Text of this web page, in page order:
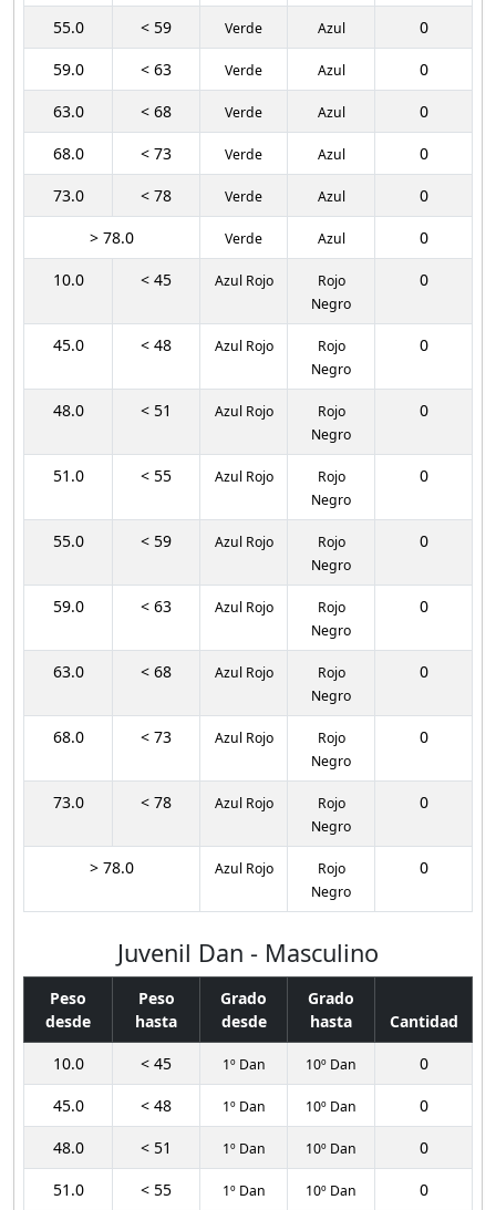
55.0 < 59 Verde Azul
0
59.0
< 63 Verde Azul
0
63.0
< 68 Verde Azul
0
68.0
< 73 Verde Azul
0
73.0
< 78 Verde Azul
0
> 78.0
Verde Azul
0
10.0
< 45 Azul Rojo
Rojo
Negro
0
45.0 < 48 Azul Rojo
Rojo
Negro
0
48.0 < 51 Azul Rojo
Rojo
Negro
0
51.0 < 55 Azul Rojo
Rojo
Negro
0
55.0 < 59 Azul Rojo
Rojo
Negro
0
59.0 < 63 Azul Rojo
Rojo
Negro
0
63.0 < 68 Azul Rojo
Rojo
Negro
0
68.0 < 73 Azul Rojo
Rojo
Negro
0
73.0 < 78 Azul Rojo
Rojo
Negro
0
> 78.0 Azul Rojo
Rojo
Negro
0
Juvenil Dan - Masculino
Peso
desde
Peso
hasta
Grado
desde
Grado
hasta
Cantidad
10.0
< 45 1º Dan 10º Dan
0
45.0
< 48 1º Dan 10º Dan
0
48.0
< 51 1º Dan 10º Dan
0
51.0
< 55 1º Dan 10º Dan
0